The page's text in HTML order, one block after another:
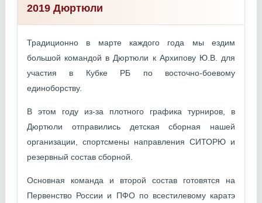
2019 Дюртюли
Традиционно в марте каждого года мы ездим
большой командой в Дюртюли к Архипову Ю.В. для
участия в Кубке РБ по восточно-боевому
единоборству.
В этом году из-за плотного графика турниров, в
Дюртюли отправились детская сборная нашей
организации, спортсмены направления СИТОРЮ и
резервный состав сборной.
Основная команда и второй состав готовятся на
Первенство России и ПФО по всестилевому каратэ